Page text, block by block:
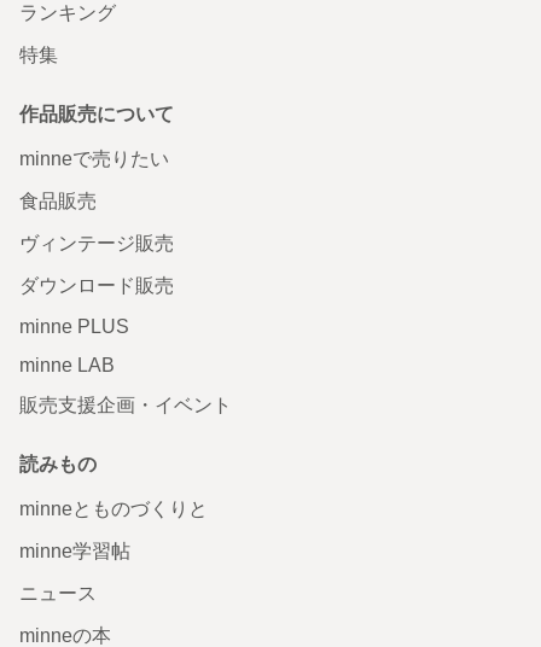
ランキング
特集
作品販売について
minneで売りたい
食品販売
ヴィンテージ販売
ダウンロード販売
minne PLUS
minne LAB
販売支援企画・イベント
読みもの
minneとものづくりと
minne学習帖
ニュース
minneの本